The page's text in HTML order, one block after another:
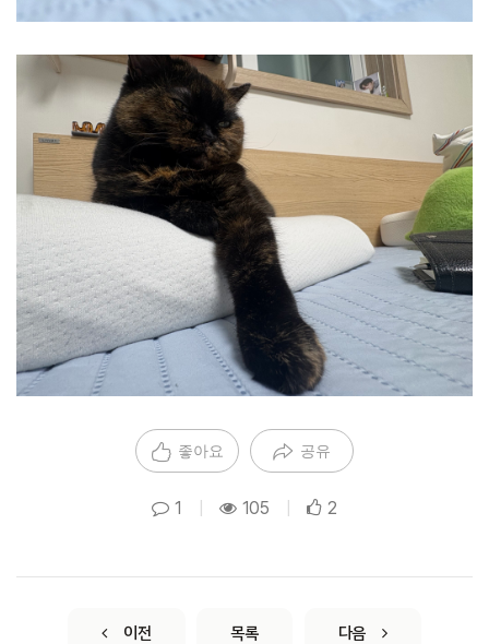
좋아요 공유
1 105 2
이전 목록 다음